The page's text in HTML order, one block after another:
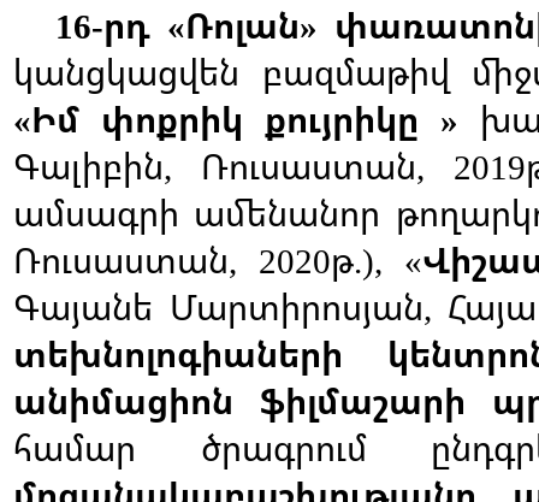
16-րդ «Ռոլան»
կանցկացվեն բազմաթիվ
«Իմ փոքրիկ քույրիկը »
Գալիբին, Ռուսաստան, 2019
ամսագրի ամենանոր
Ռուսաստան, 2020թ.), «
Գայանե Մարտիրոսյան,
տեխնոլոգիաների
անիմացիոն
ֆիլմաշարի
համար
ծրագրում